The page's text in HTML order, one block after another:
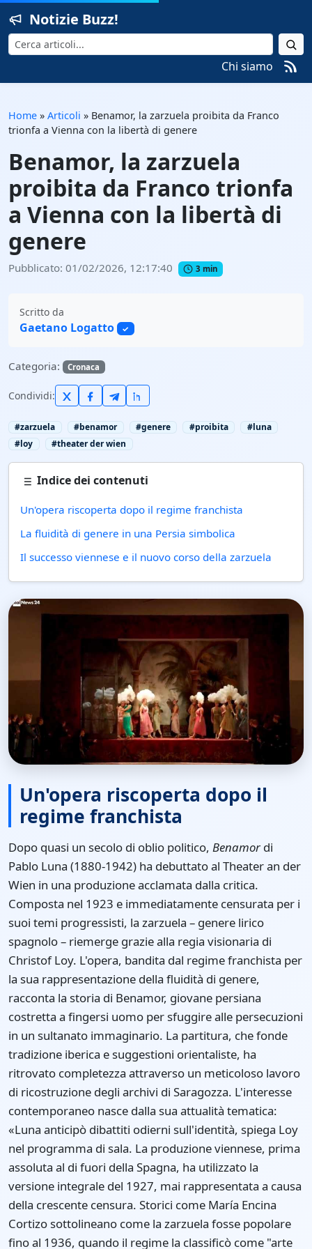
Notizie Buzz!
Cerca
Chi siamo
Home » Articoli » Benamor, la zarzuela proibita da Franco
trionfa a Vienna con la libertà di genere
Benamor, la zarzuela
proibita da Franco trionfa
a Vienna con la libertà di
genere
Pubblicato: 01/02/2026, 12:17:40 3 min
Scritto da
Gaetano Logatto ✓
Categoria: Cronaca
Condividi:
#zarzuela #benamor #genere #proibita
#luna
#loy
#theater der wien
Indice dei contenuti
Un'opera riscoperta dopo il regime franchista
La fluidità di genere in una Persia simbolica
Il successo viennese e il nuovo corso della zarzuela
Un'opera riscoperta dopo il
regime franchista
Dopo quasi un secolo di oblio politico, Benamor di
Pablo Luna (1880-1942) ha debuttato al Theater an der
Wien in una produzione acclamata dalla critica.
Composta nel 1923 e immediatamente censurata per i
suoi temi progressisti, la zarzuela – genere lirico
spagnolo – riemerge grazie alla regia visionaria di
Christof Loy. L'opera, bandita dal regime franchista per
la sua rappresentazione della fluidità di genere,
racconta la storia di Benamor, giovane persiana
costretta a fingersi uomo per sfuggire alle persecuzioni
in un sultanato immaginario. La partitura, che fonde
tradizione iberica e suggestioni orientaliste, ha
ritrovato completezza attraverso un meticoloso lavoro
di ricostruzione degli archivi di Saragozza. L'interesse
contemporaneo nasce dalla sua attualità tematica:
«Luna anticipò dibattiti odierni sull'identità, spiega Loy
nel programma di sala. La produzione viennese, prima
assoluta al di fuori della Spagna, ha utilizzato la
versione integrale del 1927, mai rappresentata a causa
della crescente censura. Storici come María Encina
Cortizo sottolineano come la zarzuela fosse popolare
fino al 1936, quando il regime la classificò come "arte